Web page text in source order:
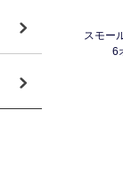
スモー
6